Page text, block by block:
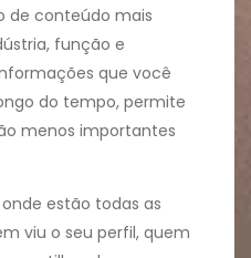
de conteúdo mais
função e
que você
do tempo, permite
menos importantes
estão todas as
viu o seu perfil, quem